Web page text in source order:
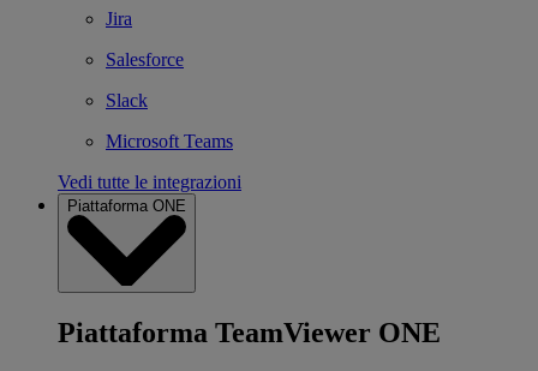
Jira
Salesforce
Slack
Microsoft Teams
Vedi tutte le integrazioni
Piattaforma ONE
Piattaforma TeamViewer ONE